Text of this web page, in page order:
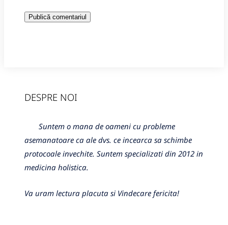
DESPRE NOI
Suntem o mana de oameni cu probleme
asemanatoare ca ale dvs. ce incearca sa schimbe
protocoale invechite. Suntem specializati din 2012 in
medicina holistica.
Va uram lectura placuta si Vindecare fericita!